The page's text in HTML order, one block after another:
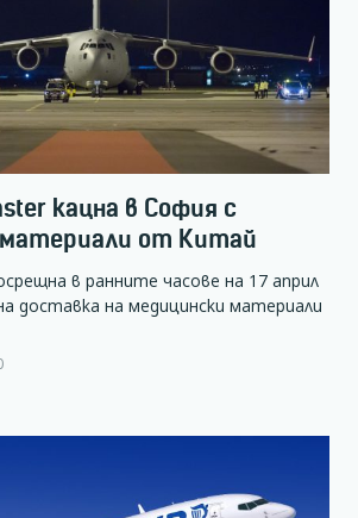
кацна в София с
от Китай
в ранните часове на 17 април
доставка на медицински материали